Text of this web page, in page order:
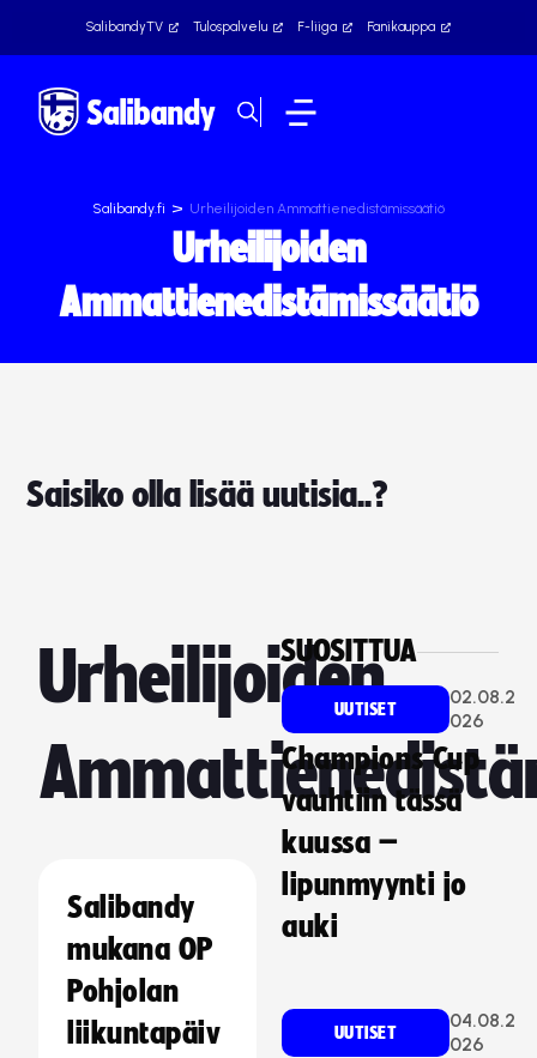
SalibandyTV Tulospalvelu F-liiga Fanikauppa
Salibandy.fi > Urheilijoiden Ammattienedistämissäätiö
Urheilijoiden
Ammattienedistämissäätiö
Saisiko olla lisää uutisia..?
Urheilijoiden
Salibandy
mukana OP
Pohjolan
liikuntapäiv
SUOSITTUA
UUTISET
02.08.2
026
Champions Cup
vauhtiin tässä
kuussa –
lipunmyynti jo
auki
UUTISET
04.08.2
026